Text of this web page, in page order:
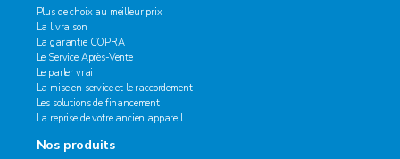
Plus de choix au meilleur prix
La livraison
La garantie COPRA
Le Service Après-Vente
Le parler vrai
La mise en service et le raccordement
Les solutions de financement
La reprise de votre ancien appareil
Nos produits